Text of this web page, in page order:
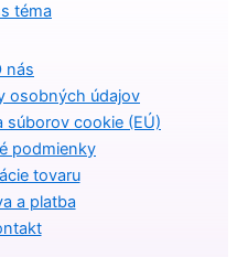
téma
nás
osobných údajov
súborov cookie (EÚ)
podmienky
tovaru
a platba